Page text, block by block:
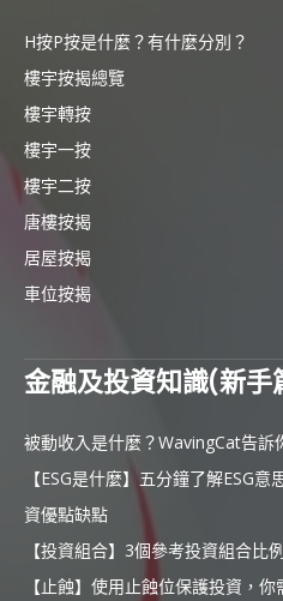
H按P按是什麼？有什麼分別？
樓宇按揭總覽
樓宇轉按
樓宇一按
樓宇二按
唐樓按揭
居屋按揭
車位按揭
金融及投資知識(新手
被動收入是什麼？WavingCat告訴
【ESG是什麼】五分鐘了解ESG
資優點缺點
【投資組合】3個參考投資組合比
【止蝕】使用止蝕位保護投資，